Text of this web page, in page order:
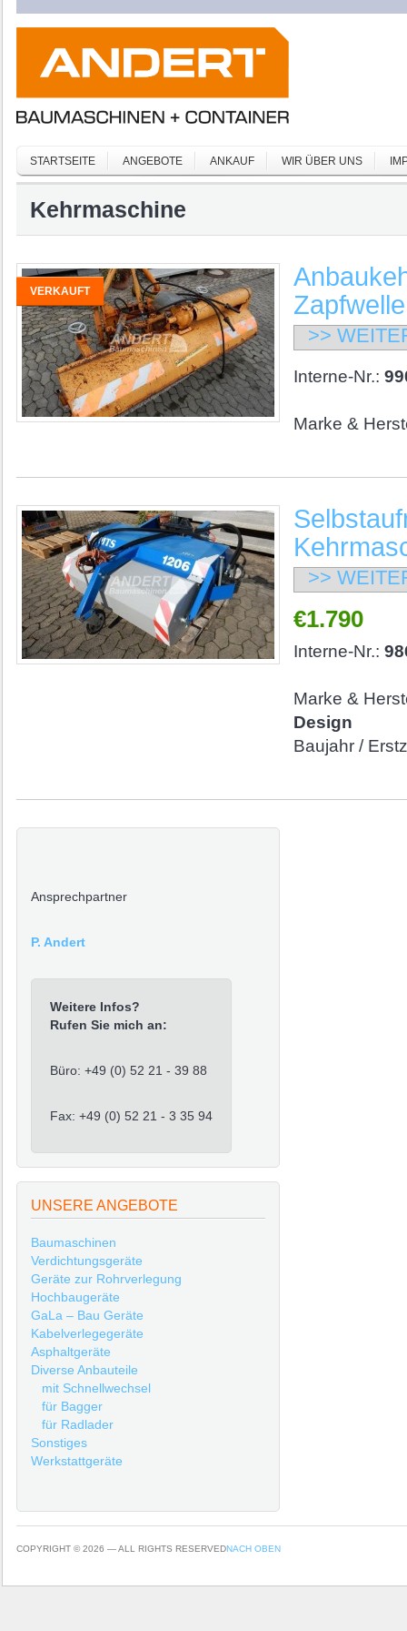
STARTSEITE ANGEBOTE ANKAUF WIR ÜBER UNS
Kehrmaschine
VERKAUFT
Zapfwelle
>>
Interne-Nr.:
Marke &
>>
€1.790
Interne-Nr.:
Marke &
Design
Baujahr /
Ansprechpartner
P. Andert
Weitere Infos?
Rufen Sie mich an:
Büro: +49 (0) 52 21 - 39 88
Fax: +49 (0) 52 21 - 3 35 94
UNSERE ANGEBOTE
Baumaschinen
Verdichtungsgeräte
Geräte zur Rohrverlegung
Hochbaugeräte
GaLa – Bau Geräte
Kabelverlegegeräte
Asphaltgeräte
Diverse Anbauteile
mit Schnellwechsel
für Bagger
für Radlader
Sonstiges
Werkstattgeräte
COPYRIGHT © 2026 — ALL RIGHTS RESERVEDNACH OBEN